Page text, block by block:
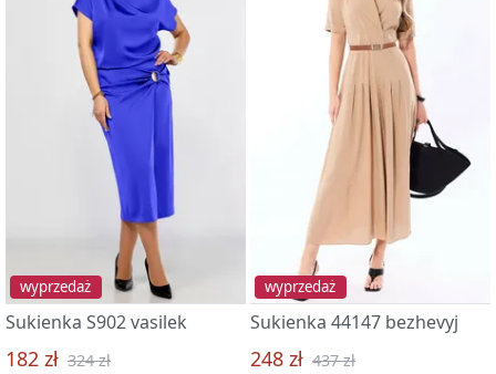
wyprzedaż
Sukienka S902 vasilek
182 zł 324 zł
wyprzedaż
Sukienka 44147 bezhevyj
248 zł 437 zł